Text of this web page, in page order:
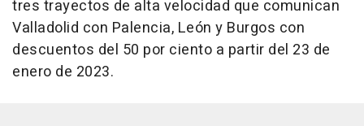
tres trayectos de alta velocidad que comunican
Valladolid con Palencia, León y Burgos con
descuentos del 50 por ciento a partir del 23 de
enero de 2023.